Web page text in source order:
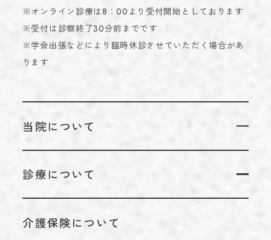
※オンライン診療は8：00より受付開始としております
※受付は診察終了30分前までです
※学会出張などにより臨時休診させていただく場合があ
ります
当院について
代表のあいさつ
アクセス
診療について
リハビリテーション科
介護保険について